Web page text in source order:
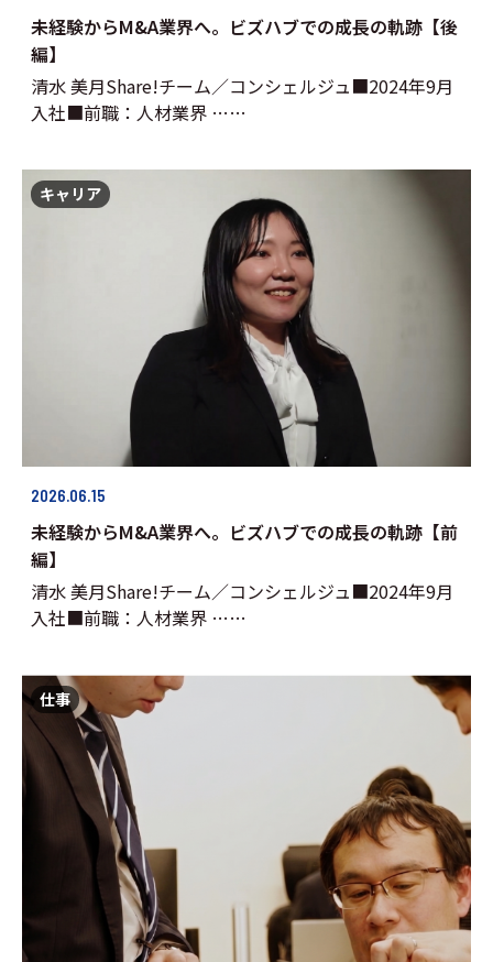
未経験からM&A業界へ。ビズハブでの成長の軌跡【後
編】
清水 美月Share!チーム／コンシェルジュ■2024年9月
入社■前職：人材業界 ……
2026.06.15
未経験からM&A業界へ。ビズハブでの成長の軌跡【前
編】
清水 美月Share!チーム／コンシェルジュ■2024年9月
入社■前職：人材業界 ……
キャリア
仕事